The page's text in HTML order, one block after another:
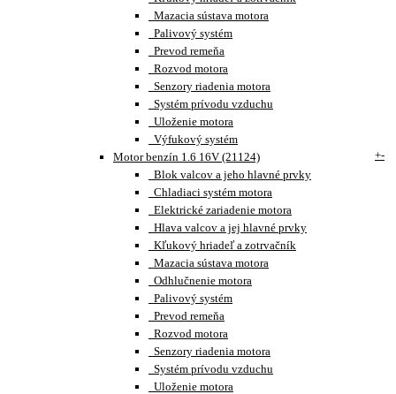
Mazacia sústava motora
Palivový systém
Prevod remeňa
Rozvod motora
Senzory riadenia motora
Systém prívodu vzduchu
Uloženie motora
Výfukový systém
Motor benzín 1.6 16V (21124)
+-
Blok valcov a jeho hlavné prvky
Chladiaci systém motora
Elektrické zariadenie motora
Hlava valcov a jej hlavné prvky
Kľukový hriadeľ a zotrvačník
Mazacia sústava motora
Odhlučnenie motora
Palivový systém
Prevod remeňa
Rozvod motora
Senzory riadenia motora
Systém prívodu vzduchu
Uloženie motora